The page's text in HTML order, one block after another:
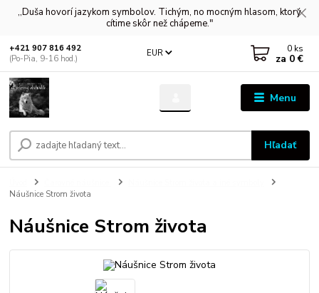
,,Duša hovorí jazykom symbolov. Tichým, no mocným hlasom, ktorý
cítime skôr než chápeme."
Menu
EUR
Hľadať
+421 907 816 492
(Po-Pia, 9-16 hod.)
0 ks
za 0 €
Náušnice Strom života
Náušnice Strom života